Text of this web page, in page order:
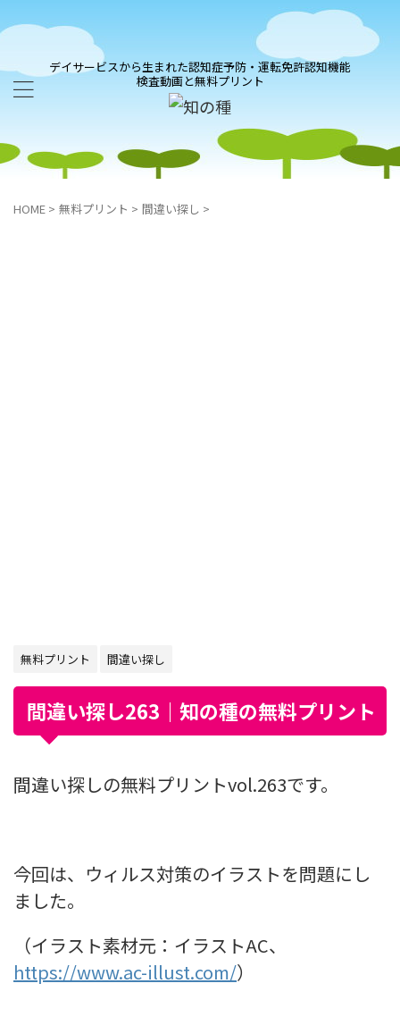
デイサービスから生まれた認知症予防・運転免許認知機能
検査動画と無料プリント
HOME > 無料プリント > 間違い探し >
無料プリント 間違い探し
間違い探し263｜知の種の無料プリント
間違い探しの無料プリントvol.263です。
今回は、ウィルス対策のイラストを問題にし
ました。
（イラスト素材元：イラストAC、
https://www.ac-illust.com/）